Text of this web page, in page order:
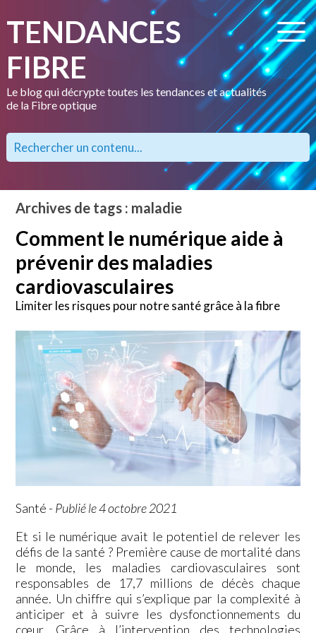
TENDANCES
FIBRE
Le blog qui décrypte toutes les tendances et actualités
de la Fibre optique
Archives de tags : maladie
Comment le numérique aide à
prévenir des maladies
cardiovasculaires
Limiter les risques pour notre santé grâce à la fibre
Santé - Publié le 4 octobre 2021
Et si le numérique avait le potentiel de relever les
défis de la santé ? Première cause de mortalité dans
le monde, les maladies cardiovasculaires sont
responsables de 17,7 millions de décès chaque
année. Un chiffre qui s’explique par la complexité à
anticiper et à suivre les dysfonctionnements du
cœur. Grâce à l’intervention des technologies